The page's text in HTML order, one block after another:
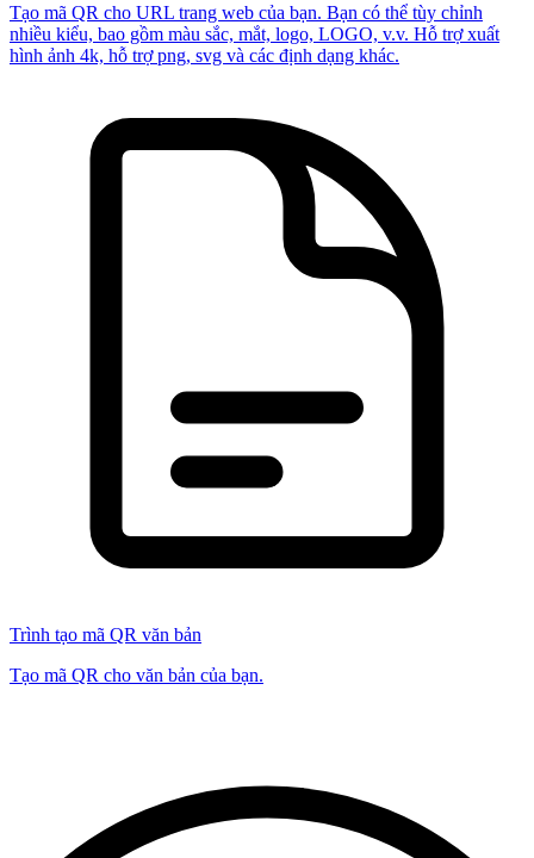
Tạo mã QR cho URL trang web của bạn. Bạn có thể tùy chỉnh
nhiều kiểu, bao gồm màu sắc, mắt, logo, LOGO, v.v. Hỗ trợ xuất
hình ảnh 4k, hỗ trợ png, svg và các định dạng khác.
Trình tạo mã QR văn bản
Tạo mã QR cho văn bản của bạn.